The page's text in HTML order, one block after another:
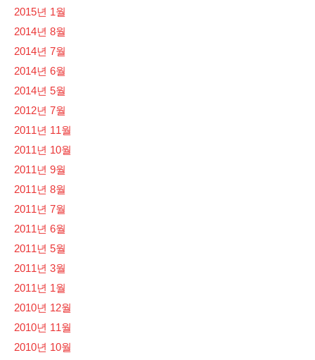
2015년 1월
2014년 8월
2014년 7월
2014년 6월
2014년 5월
2012년 7월
2011년 11월
2011년 10월
2011년 9월
2011년 8월
2011년 7월
2011년 6월
2011년 5월
2011년 3월
2011년 1월
2010년 12월
2010년 11월
2010년 10월